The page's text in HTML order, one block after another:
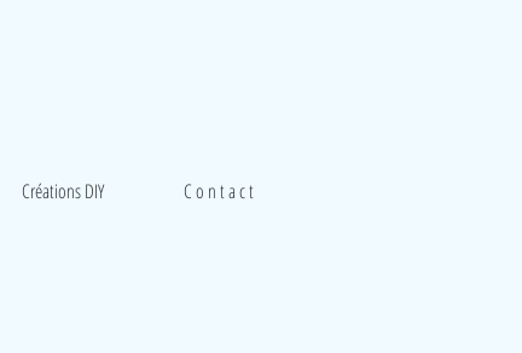
Créations DIY C o n t a c t